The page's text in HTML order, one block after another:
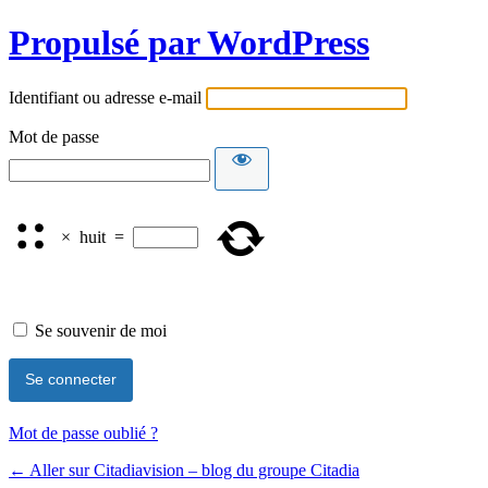
Propulsé par WordPress
Identifiant ou adresse e-mail
Mot de passe
× huit =
Se souvenir de moi
Mot de passe oublié ?
← Aller sur Citadiavision – blog du groupe Citadia